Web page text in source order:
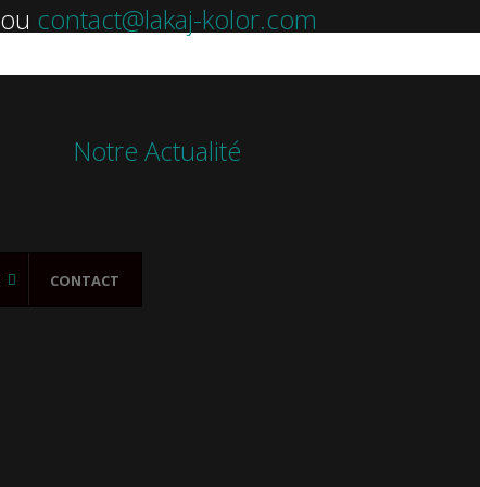
ou contact@lakaj-kolor.com
CONTACT
Notre Actualité